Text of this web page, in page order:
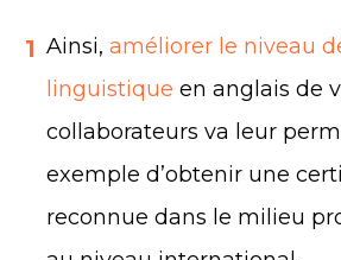
1 Ainsi, améliorer le niveau
linguistique en anglais de
collaborateurs va leur
exemple d’obtenir une
reconnue dans le milieu